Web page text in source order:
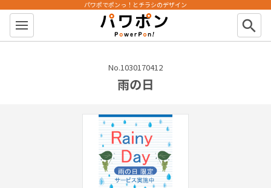
パワポン
パワポでポンっ！とチラシのデザイン
search
No.1030170412
雨の日